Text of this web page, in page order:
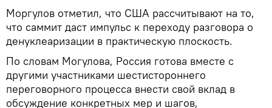
Моргулов отметил, что США рассчитывают на то,
что саммит даст импульс к переходу разговора о
денуклеаризации в практическую плоскость.
По словам Могулова, Россия готова вместе с
другими участниками шестистороннего
переговорного процесса внести свой вклад в
обсуждение конкретных мер и шагов,